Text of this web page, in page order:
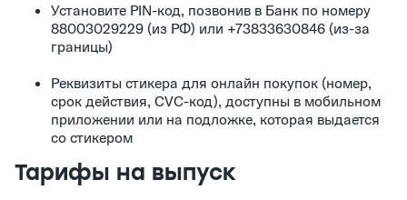
Установите PIN-код, позвонив в Банк по номеру
88003029229 (из РФ) или +73833630846 (из-за
границы)
Реквизиты стикера для онлайн покупок (номер,
срок действия, CVC-код), доступны в мобильном
приложении или на подложке, которая выдается
со стикером
Тарифы на выпуск